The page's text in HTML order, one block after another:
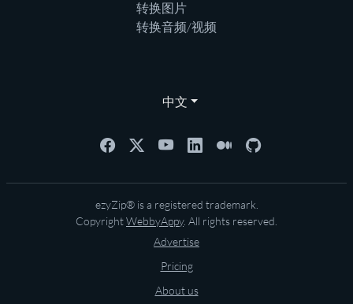
转换图片
转换音频/视频
中文
ezyZip® is a registered trademark.
CopyrightWebbyAppy. All rights reserved.
Advertise
Pricing
About us